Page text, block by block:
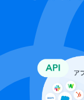
般法人向け
する可能性
Chrome拡張
Chrome
照ください